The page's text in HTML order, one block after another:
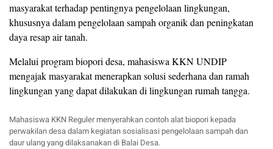
masyarakat terhadap pentingnya pengelolaan lingkungan,
khususnya dalam pengelolaan sampah organik dan peningkatan
daya resap air tanah.
Melalui program biopori desa, mahasiswa KKN UNDIP
mengajak masyarakat menerapkan solusi sederhana dan ramah
lingkungan yang dapat dilakukan di lingkungan rumah tangga.
Mahasiswa KKN Reguler menyerahkan contoh alat biopori kepada
perwakilan desa dalam kegiatan sosialisasi pengelolaan sampah dan
daur ulang yang dilaksanakan di Balai Desa.